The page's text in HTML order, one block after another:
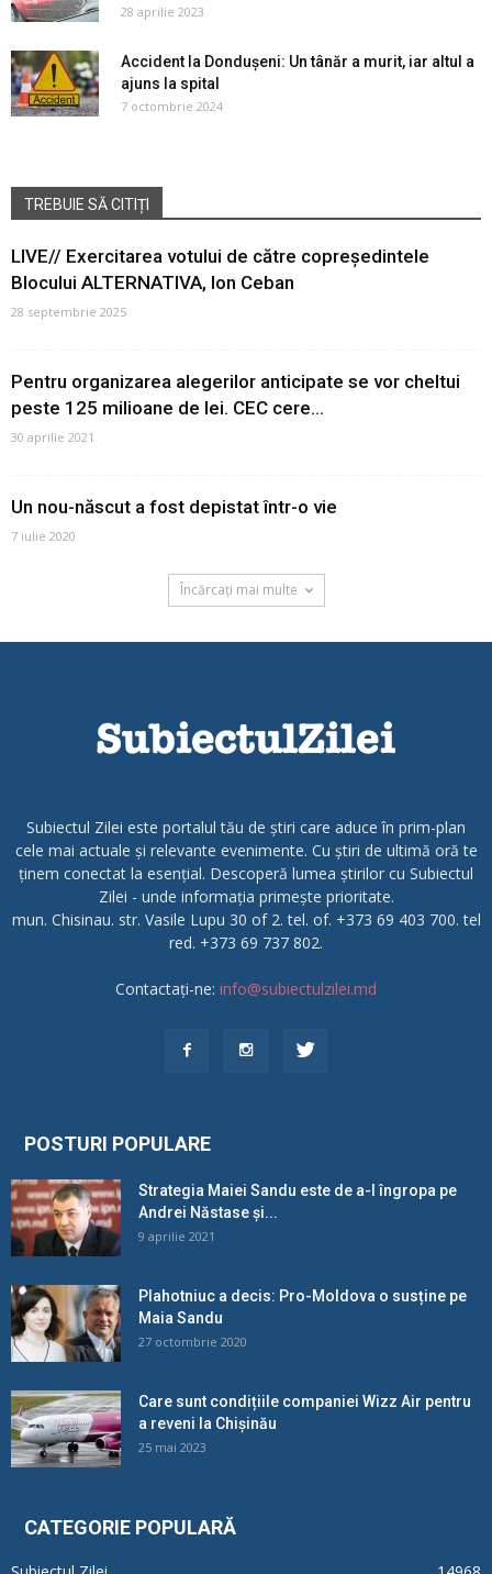
28 aprilie 2023
Accident la Dondușeni: Un tânăr a murit, iar altul a
ajuns la spital
7 octombrie 2024
TREBUIE SĂ CITIȚI
LIVE// Exercitarea votului de către copreședintele
Blocului ALTERNATIVA, Ion Ceban
28 septembrie 2025
Pentru organizarea alegerilor anticipate se vor cheltui
peste 125 milioane de lei. CEC cere...
30 aprilie 2021
Un nou-născut a fost depistat într-o vie
7 iulie 2020
Încărcați mai multe
Subiectul Zilei este portalul tău de știri care aduce în prim-plan
cele mai actuale și relevante evenimente. Cu știri de ultimă oră te
ținem conectat la esențial. Descoperă lumea știrilor cu Subiectul
Zilei - unde informația primește prioritate.
mun. Chisinau. str. Vasile Lupu 30 of 2. tel. of. +373 69 403 700. tel
red. +373 69 737 802.
Contactați-ne: info@subiectulzilei.md
POSTURI POPULARE
Strategia Maiei Sandu este de a-l îngropa pe
Andrei Năstase și...
9 aprilie 2021
Plahotniuc a decis: Pro-Moldova o susține pe
Maia Sandu
27 octombrie 2020
Care sunt condițiile companiei Wizz Air pentru
a reveni la Chișinău
25 mai 2023
CATEGORIE POPULARĂ